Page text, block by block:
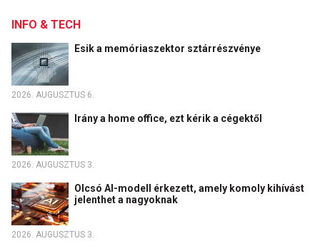
INFO & TECH
Esik a memóriaszektor sztárrészvénye
2026. AUGUSZTUS 6.
Irány a home office, ezt kérik a cégektől
2026. AUGUSZTUS 3.
Olcsó AI-modell érkezett, amely komoly kihívást
jelenthet a nagyoknak
2026. AUGUSZTUS 3.